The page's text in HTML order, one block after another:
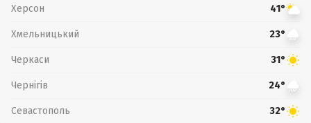
Херсон 41°
Хмельницький 23°
Черкаси 31°
Чернігів 24°
Севастополь 32°